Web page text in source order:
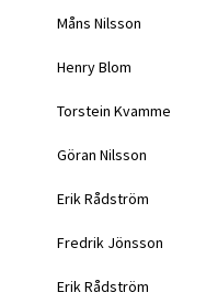
Måns Nilsson
Henry Blom
Torstein Kvamme
Göran Nilsson
Erik Rådström
Fredrik Jönsson
Erik Rådström